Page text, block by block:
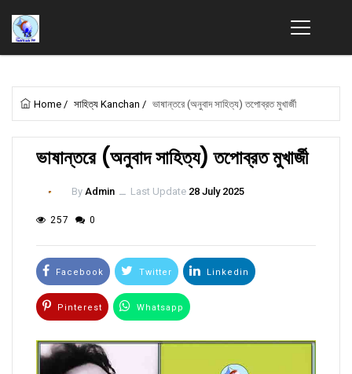
Home / সাহিত্য Kanchan / ভাষান্তরে (অনুবাদ সাহিত্য) তপোব্রত মুখার্জী
ভাষান্তরে (অনুবাদ সাহিত্য) তপোব্রত মুখার্জী
By Admin ــ Last Update 28 July 2025
257 0
Facebook Twitter Linkedin
Pinterest Whatsapp